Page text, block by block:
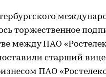
торжественное
между ПАО
старший
ПАО